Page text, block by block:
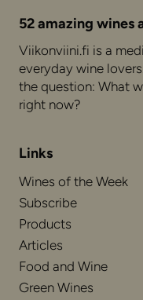
52 amazing wines
Viikonviini.fi is a
everyday wine
the question: What
right now?
Links
Wines of the Week
Subscribe
Products
Articles
Food and Wine
Green Wines